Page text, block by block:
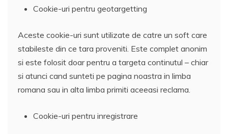
Cookie-uri pentru geotargetting
Aceste cookie-uri sunt utilizate de catre un soft care
stabileste din ce tara proveniti. Este complet anonim
si este folosit doar pentru a targeta continutul – chiar
si atunci cand sunteti pe pagina noastra in limba
romana sau in alta limba primiti aceeasi reclama.
Cookie-uri pentru inregistrare